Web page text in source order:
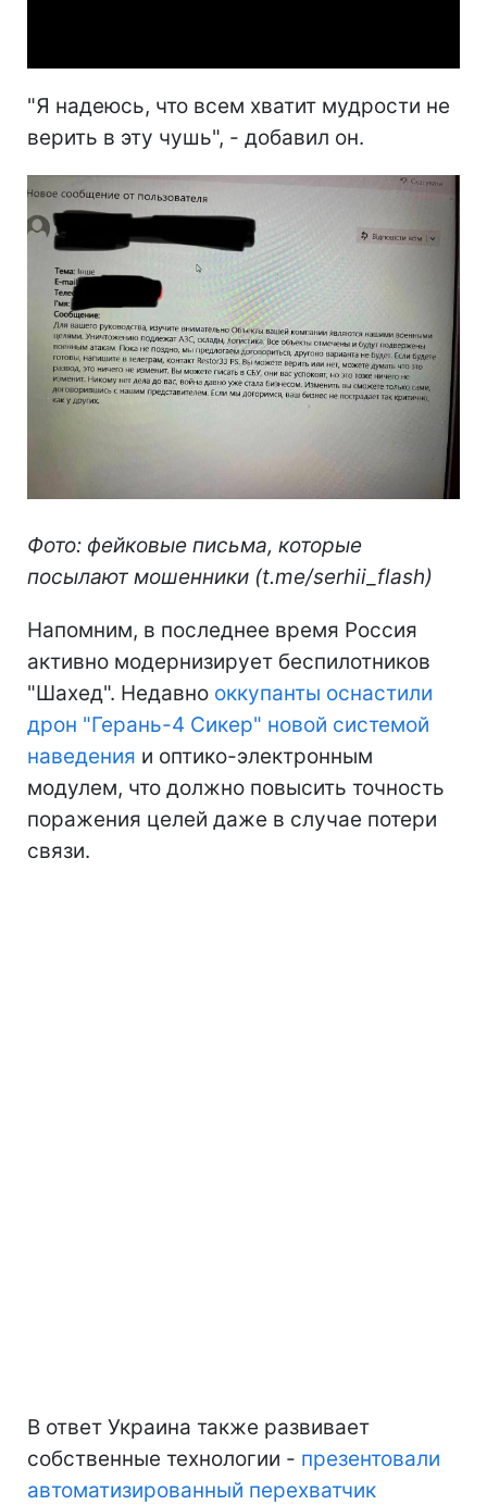
"Я надеюсь, что всем хватит мудрости не
верить в эту чушь", - добавил он.
Фото: фейковые письма, которые
посылают мошенники (t.me/serhii_flash)
Напомним, в последнее время Россия
активно модернизирует беспилотников
"Шахед". Недавно оккупанты оснастили
дрон "Герань-4 Сикер" новой системой
наведения и оптико-электронным
модулем, что должно повысить точность
поражения целей даже в случае потери
связи.
В ответ Украина также развивает
собственные технологии - презентовали
автоматизированный перехватчик